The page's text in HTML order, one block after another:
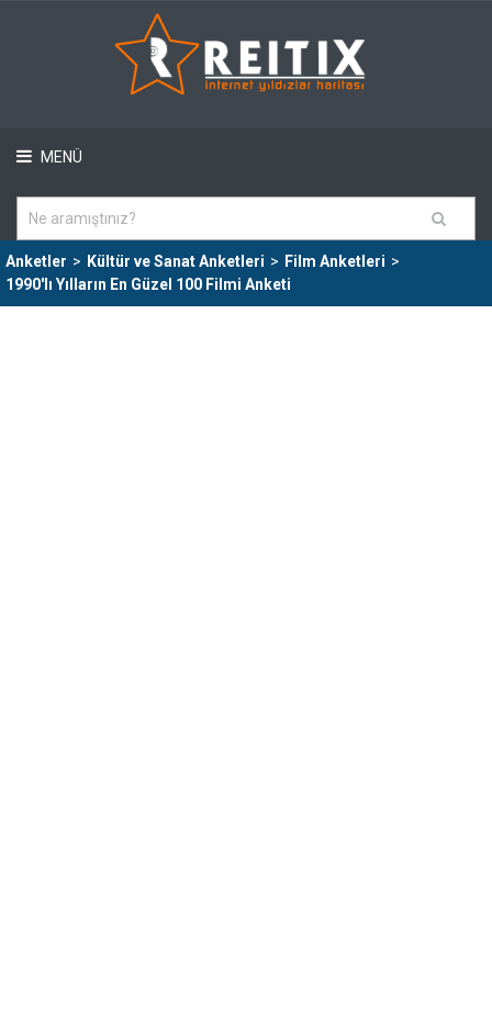
MENÜ
Anketler > Kültür ve Sanat Anketleri > Film Anketleri >
1990'lı Yılların En Güzel 100 Filmi Anketi